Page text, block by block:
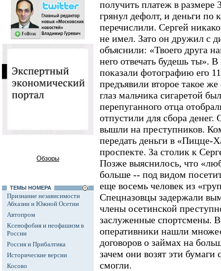
Обзоры
ТЕМЫ НОМЕРА
Признание независимости
Абхазии и Южной Осетии
Автопром
Ксенофобия и неофашизм в
России
Россия и Прибалтика
Исторические версии
Косово
получить платеж в размере
грянул дефолт, и деньги по
перечислили. Сергей
не имел. Зато он дружил с
объяснили: «Твоего друга
него отвечать будешь ты».
показали фотографию его
предъявили второе такое
глаз мальчика сигаретой
перепуганного отца
отпустили для сбора
вышли на преступников.
передать деньги в «Пицце-
проспекте. За столик к
Позже выяснилось, что
больше -- под видом
еще восемь человек из
Спецназовцы задержали
члены осетинской
заслуженные спортсмены.
оперативники нашли
договоров о займах на
зачем они возят эти
смогли.